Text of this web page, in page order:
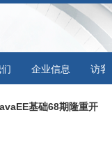
企业信息 访客
基础68期隆重开